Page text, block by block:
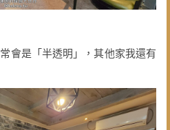
會是「半透明」，其他家我還有